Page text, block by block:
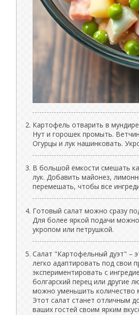
Картофель отварить в
Нут и горошек промыть.
Огурцы и лук нашинковать.
В большой ёмкости смешать
лук. Добавить майонез,
перемешать, чтобы все
Готовый салат можно сразу
Для более яркой подачи
укропом или петрушкой.
Салат "Картофельный дуэт" –
легко адаптировать под свои
экспериментировать с
болгарский перец или другие
можно уменьшить количество
Этот салат станет отличным
ваших гостей своим ярким